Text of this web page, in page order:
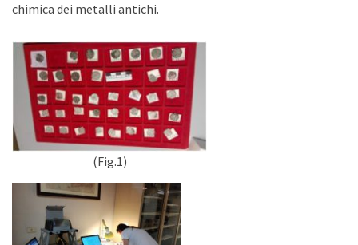
chimica dei metalli antichi.
(Fig.1)